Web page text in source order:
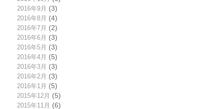
2016年9月 (3)
2016年8月 (4)
2016年7月 (2)
2016年6月 (3)
2016年5月 (3)
2016年4月 (5)
2016年3月 (3)
2016年2月 (3)
2016年1月 (5)
2015年12月 (5)
2015年11月 (6)